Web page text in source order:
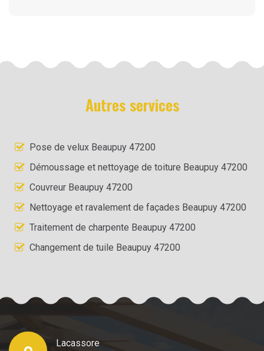
Autres services
Pose de velux Beaupuy 47200
Démoussage et nettoyage de toiture Beaupuy 47200
Couvreur Beaupuy 47200
Nettoyage et ravalement de façades Beaupuy 47200
Traitement de charpente Beaupuy 47200
Changement de tuile Beaupuy 47200
Lacassore